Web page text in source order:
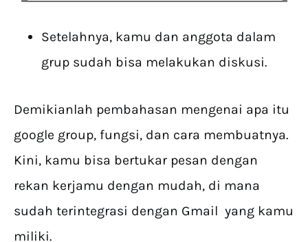
Setelahnya, kamu dan anggota dalam
grup sudah bisa melakukan diskusi.
Demikianlah pembahasan mengenai apa itu
google group, fungsi, dan cara membuatnya.
Kini, kamu bisa bertukar pesan dengan
rekan kerjamu dengan mudah, di mana
sudah terintegrasi dengan Gmail yang kamu
miliki.